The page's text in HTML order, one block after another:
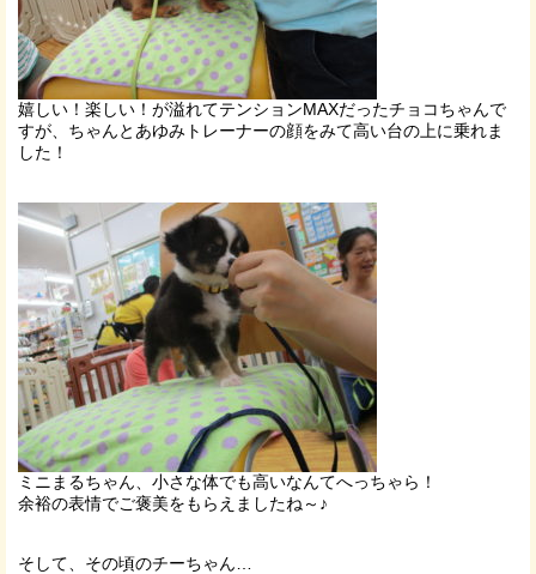
嬉しい！楽しい！が溢れてテンションMAXだったチョコちゃんで
すが、ちゃんとあゆみトレーナーの顔をみて高い台の上に乗れま
した！
ミニまるちゃん、小さな体でも高いなんてへっちゃら！
余裕の表情でご褒美をもらえましたね～♪
そして、その頃のチーちゃん…